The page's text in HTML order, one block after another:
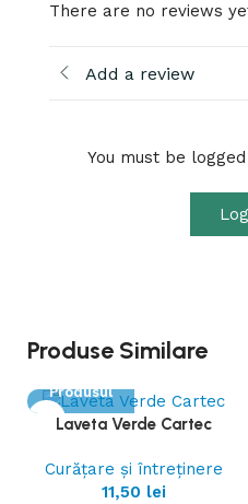
There are no reviews
Add a review
You must be
Produse Similare
Produsul
Laveta Verde Cartec
Curățare și întreținere
11,50 lei